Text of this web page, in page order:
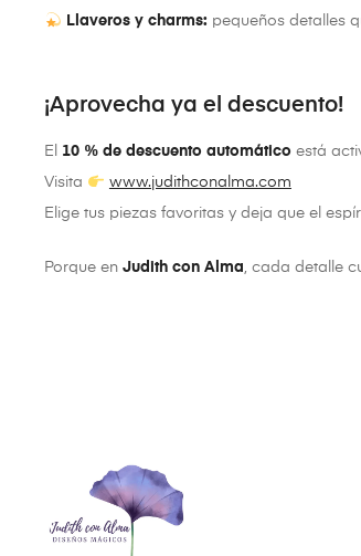
Llaveros y charms:pequeños detalles
¡Aprovecha ya el descuento!
El 10 % de descuento automático está
Visita
www.judithconalma.com
Elige tus piezas favoritas y deja que el
Porque en Judith con Alma, cada detalle